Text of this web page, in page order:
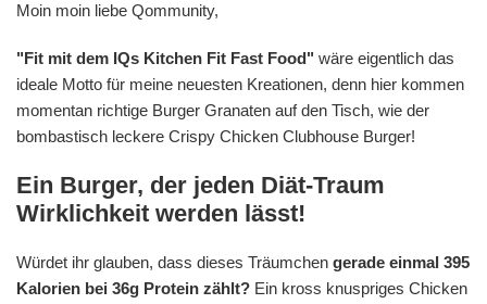
Moin moin liebe Qommunity,
"Fit mit dem IQs Kitchen Fit Fast Food" wäre eigentlich das
ideale Motto für meine neuesten Kreationen, denn hier kommen
momentan richtige Burger Granaten auf den Tisch, wie der
bombastisch leckere Crispy Chicken Clubhouse Burger!
Ein Burger, der jeden Diät-Traum
Wirklichkeit werden lässt!
Würdet ihr glauben, dass dieses Träumchen gerade einmal 395
Kalorien bei 36g Protein zählt? Ein kross knuspriges Chicken